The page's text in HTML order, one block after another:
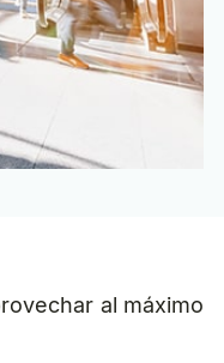
al máximo